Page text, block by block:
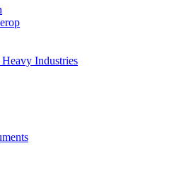
Industries